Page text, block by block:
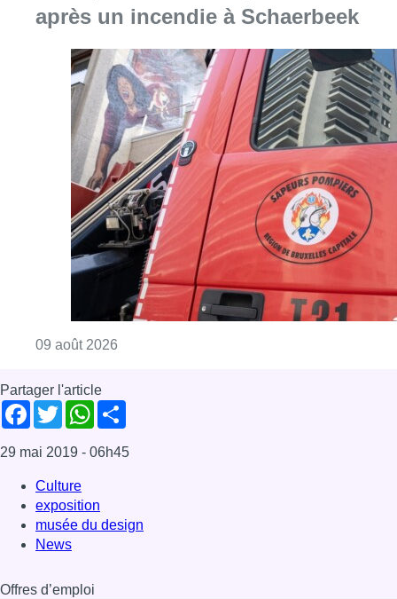
après un incendie à Schaerbeek
09 août 2026
Partager l'article
Facebook
TwitterWhatsApp
29 mai 2019 - 06h45
Culture
exposition
musée du design
News
Offres d’emploi